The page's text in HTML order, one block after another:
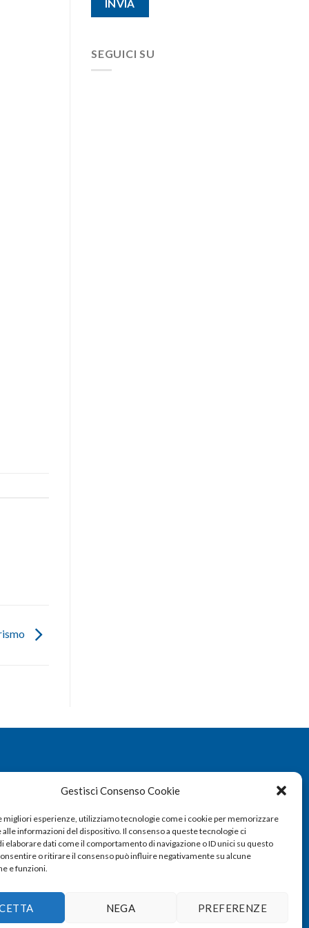
Gestisci Consenso Cookie
migliori esperienze, utilizziamo tecnologie come i cookie per memorizzare
alle informazioni del dispositivo. Il consenso a queste tecnologie ci
elaborare dati come il comportamento di navigazione o ID unici su questo
o ritirare il consenso può influire negativamente su alcune
e funzioni.
NEGA PREFERENZE
SEGUICI SU